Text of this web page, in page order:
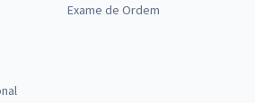
Exame de Ordem